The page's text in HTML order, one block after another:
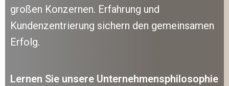
großen Konzernen. Erfahrung und
Kundenzentrierung sichern den gemeinsamen
Erfolg.
Lernen Sie unsere Unternehmensphilosophie